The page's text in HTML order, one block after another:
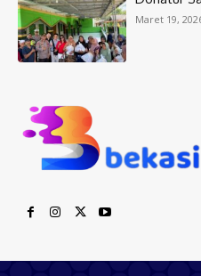
Maret 19,